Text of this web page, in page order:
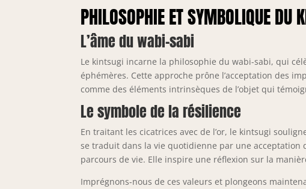
PHILOSOPHIE ET SYMBOLIQUE DU
L’âme du wabi-sabi
Le kintsugi incarne la philosophie du wabi-sabi, qui
éphémères. Cette approche prône l’acceptation des
comme des éléments intrinsèques de l’objet qui
Le symbole de la résilience
En traitant les cicatrices avec de l’or, le kintsugi
se traduit dans la vie quotidienne par une
parcours de vie. Elle inspire une réflexion sur la
Imprégnons-nous de ces valeurs et plongeons